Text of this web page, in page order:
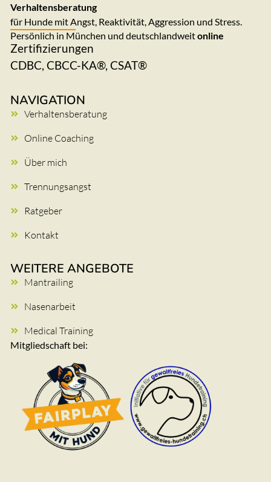
Verhaltensberatung
für Hunde mit Angst, Reaktivität, Aggression und Stress.
Persönlich in München und deutschlandweitonline
Zertifizierungen
CDBC, CBCC-KA®, CSAT®
NAVIGATION
Verhaltensberatung
Online Coaching
Über mich
Trennungsangst
Ratgeber
Kontakt
WEITERE ANGEBOTE
Mantrailing
Nasenarbeit
Medical Training
Mitgliedschaft bei: